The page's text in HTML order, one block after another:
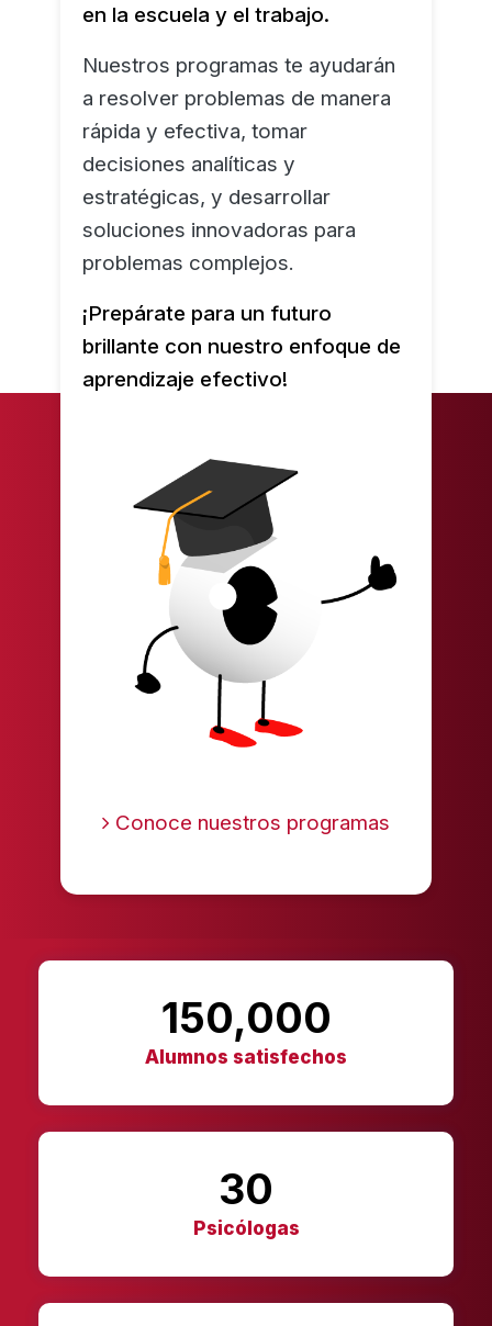
en la escuela y el trabajo.
Nuestros programas te ayudarán
a resolver problemas de manera
rápida y efectiva, tomar
decisiones analíticas y
estratégicas, y desarrollar
soluciones innovadoras para
problemas complejos.
¡Prepárate para un futuro
brillante con nuestro enfoque de
aprendizaje efectivo!
Conoce nuestros programas
150,000
Alumnos satisfechos
30
Psicólogas